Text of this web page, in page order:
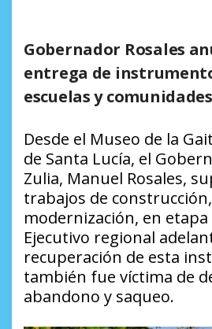
Gobernador Rosales
entrega de
escuelas y
Desde el Museo de la
de Santa Lucía, el
Zulia, Manuel Rosales,
trabajos de
modernización, en etapa
Ejecutivo regional
recuperación de esta
también fue víctima de
abandono y saqueo.